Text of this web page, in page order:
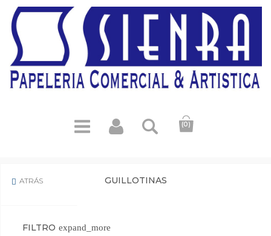
(0)
 ATRÁS GUILLOTINAS
FILTRO expand_more